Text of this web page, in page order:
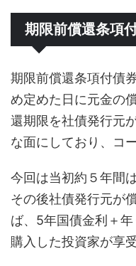
期限前償還条項
期限前償還条項付債
め定めた日に元金の
還期限を社債発行元
な面にしており、コ
今回は当初約５年間
その後社債発行元が
ば、5年国債金利＋
購入した投資家が享